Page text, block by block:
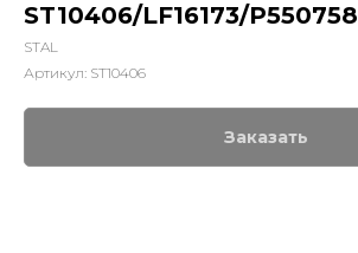
ST10406/LF16173/P550758
STAL
Артикул: ST10406
Заказать